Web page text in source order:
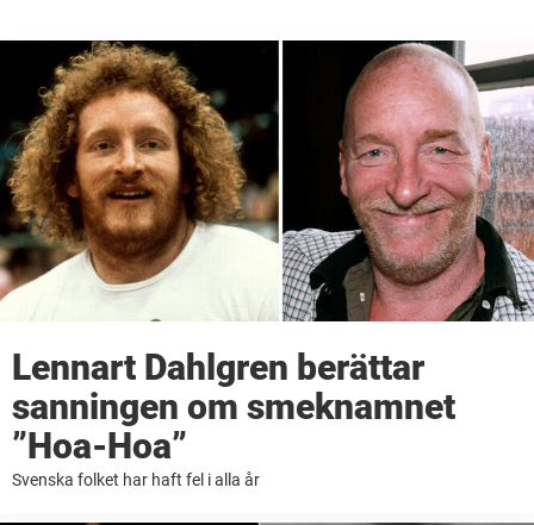
Lennart Dahlgren berättar
sanningen om smeknamnet
”Hoa-Hoa”
Svenska folket har haft fel i alla år